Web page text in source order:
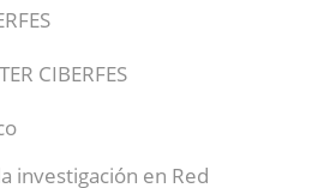
CIBERFES
investigación en Red